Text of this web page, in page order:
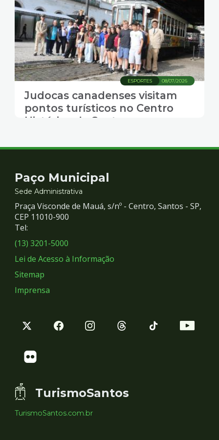
08/07/2026
ESPORTES
Judocas canadenses visitam
pontos turísticos no Centro
Histórico de Santos
Contato
e
Redes
Sociais
Paço Municipal
Sede Administrativa
Praça Visconde de Mauá, s/nº - Centro, Santos - SP,
CEP 11010-900
Tel:
(13) 3201-5000
Lei de Acesso à Informação
Sitemap
Imprensa
TurismoSantos
TurismoSantos.com.br